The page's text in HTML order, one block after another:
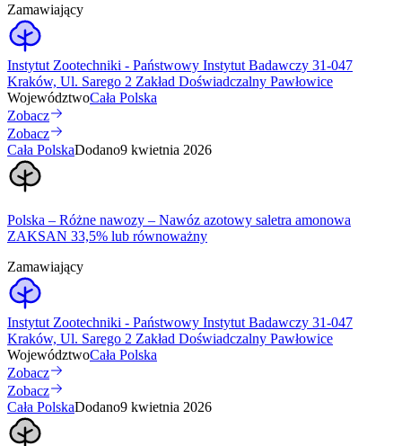
Zamawiający
Instytut Zootechniki - Państwowy Instytut Badawczy 31-047
Kraków, Ul. Sarego 2 Zakład Doświadczalny Pawłowice
WojewództwoCała Polska
Zobacz
Zobacz
Cała PolskaDodano9 kwietnia 2026
Polska – Różne nawozy – Nawóz azotowy saletra amonowa
ZAKSAN 33,5% lub równoważny
Zamawiający
Instytut Zootechniki - Państwowy Instytut Badawczy 31-047
Kraków, Ul. Sarego 2 Zakład Doświadczalny Pawłowice
WojewództwoCała Polska
Zobacz
Zobacz
Cała PolskaDodano9 kwietnia 2026